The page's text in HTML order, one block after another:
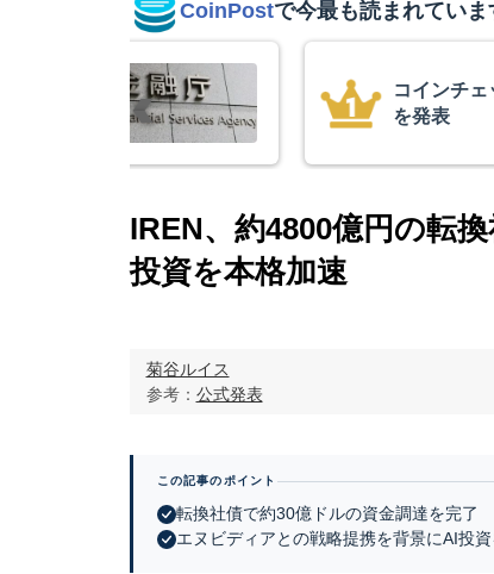
CoinPostで今最も読まれていま
米クラリ
月まで延期
IREN、約4800億円の転
投資を本格加速
菊谷ルイス
参考： 公式発表
この記事のポイント
転換社債で約30億ドルの資金調達を完了
エヌビディアとの戦略提携を背景にAI投